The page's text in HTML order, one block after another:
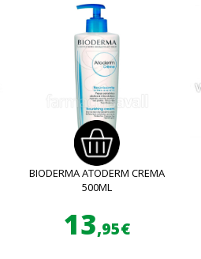
BIODERMA ATODERM CREMA
500ML
13,95€